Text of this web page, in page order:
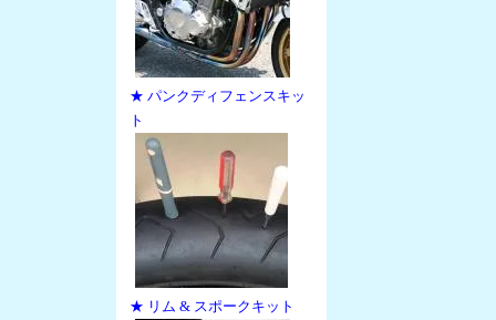
★ パンクディフェンスキッ
ト
★ リム & スポークキット